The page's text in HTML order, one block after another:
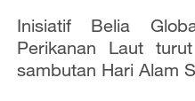
Inisiatif Belia
Perikanan Laut
sambutan Hari Alam